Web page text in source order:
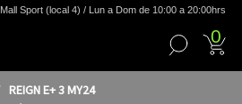
Mall Sport (local 4) / Lun a Dom de 10:00 a 20:00hrs
0
REIGN E+ 3 MY24